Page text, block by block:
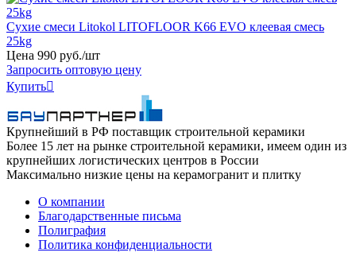
Сухие смеси Litokol LITOFLOOR K66 EVO клеевая смесь
25kg
Цена 990 руб./шт
Запросить оптовую цену
Купить
Крупнейший в РФ поставщик строительной керамики
Более 15 лет на рынке строительной керамики, имеем один из
крупнейших логистических центров в России
Максимально низкие цены на керамогранит и плитку
О компании
Благодарственные письма
Полиграфия
Политика конфиденциальности